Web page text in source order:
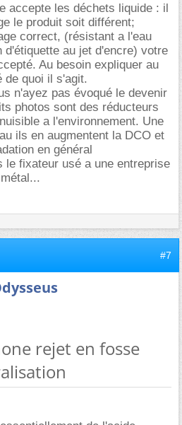
accepte les déchets liquide : il
le produit soit différent;
correct, (résistant a l'eau
d'étiquette au jet d'encre) votre
Au besoin expliquer au
de quoi il s'agit.
n'ayez pas évoqué le devenir
photos sont des réducteurs
a l'environnement. Une
ils en augmentent la DCO et
en général
le fixateur usé a une entreprise
#7
rejet en fosse